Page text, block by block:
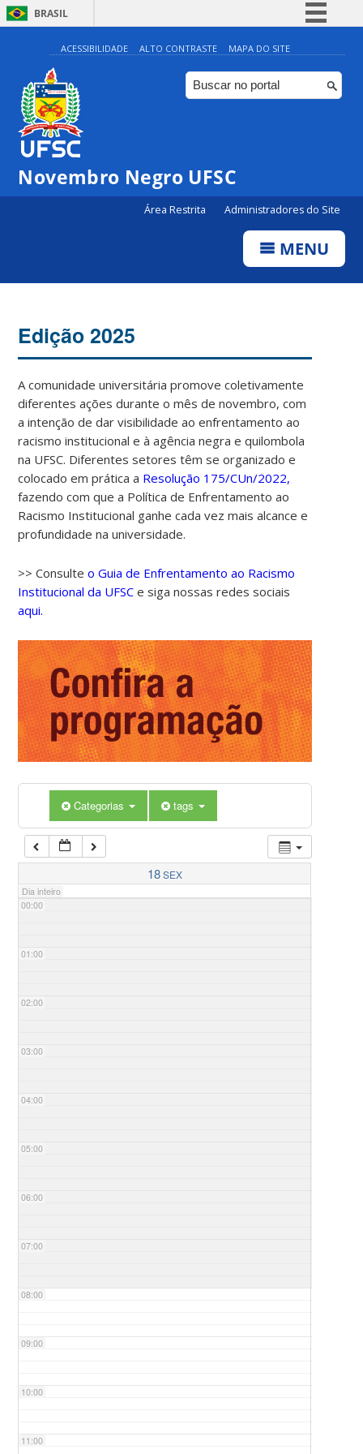
BRASIL
Simplifique!
Comunica BR
Participe
ACESSIBILIDADE ALTO CONTRASTE MAPA DO SITE
Novembro Negro UFSC
Área Restrita Administradores do Site
MENU
Edição 2025
A comunidade universitária promove coletivamente
diferentes ações durante o mês de novembro, com
a intenção de dar visibilidade ao enfrentamento ao
racismo institucional e à agência negra e quilombola
na UFSC. Diferentes setores têm se organizado e
colocado em prática a Resolução 175/CUn/2022,
fazendo com que a Política de Enfrentamento ao
Racismo Institucional ganhe cada vez mais alcance e
profundidade na universidade.
>> Consulteo Guia de Enfrentamento ao Racismo
Institucional da UFSC e siga nossas redes sociais
aqui.
Categorias tags
18SEX
Dia inteiro
00:00
01:00
02:00
03:00
04:00
05:00
06:00
07:00
08:00
09:00
10:00
11:00